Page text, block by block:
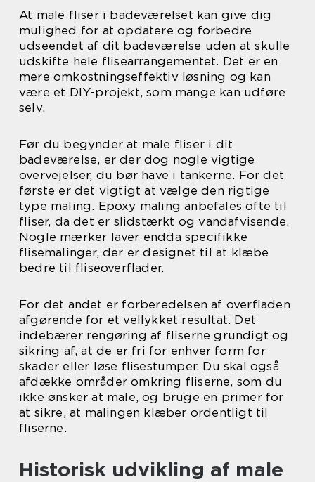
At male fliser i badeværelset kan give dig
mulighed for at opdatere og forbedre
udseendet af dit badeværelse uden at skulle
udskifte hele flisearrangementet. Det er en
mere omkostningseffektiv løsning og kan
være et DIY-projekt, som mange kan udføre
selv.
Før du begynder at male fliser i dit
badeværelse, er der dog nogle vigtige
overvejelser, du bør have i tankerne. For det
første er det vigtigt at vælge den rigtige
type maling. Epoxy maling anbefales ofte til
fliser, da det er slidstærkt og vandafvisende.
Nogle mærker laver endda specifikke
flisemalinger, der er designet til at klæbe
bedre til fliseoverflader.
For det andet er forberedelsen af overfladen
afgørende for et vellykket resultat. Det
indebærer rengøring af fliserne grundigt og
sikring af, at de er fri for enhver form for
skader eller løse flisestumper. Du skal også
afdække områder omkring fliserne, som du
ikke ønsker at male, og bruge en primer for
at sikre, at malingen klæber ordentligt til
fliserne.
Historisk udvikling af male